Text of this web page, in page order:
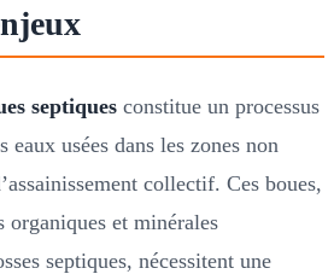
septiques constitue un processus
eaux usées dans les zones non
collectif. Ces boues,
organiques et minérales
septiques, nécessitent une